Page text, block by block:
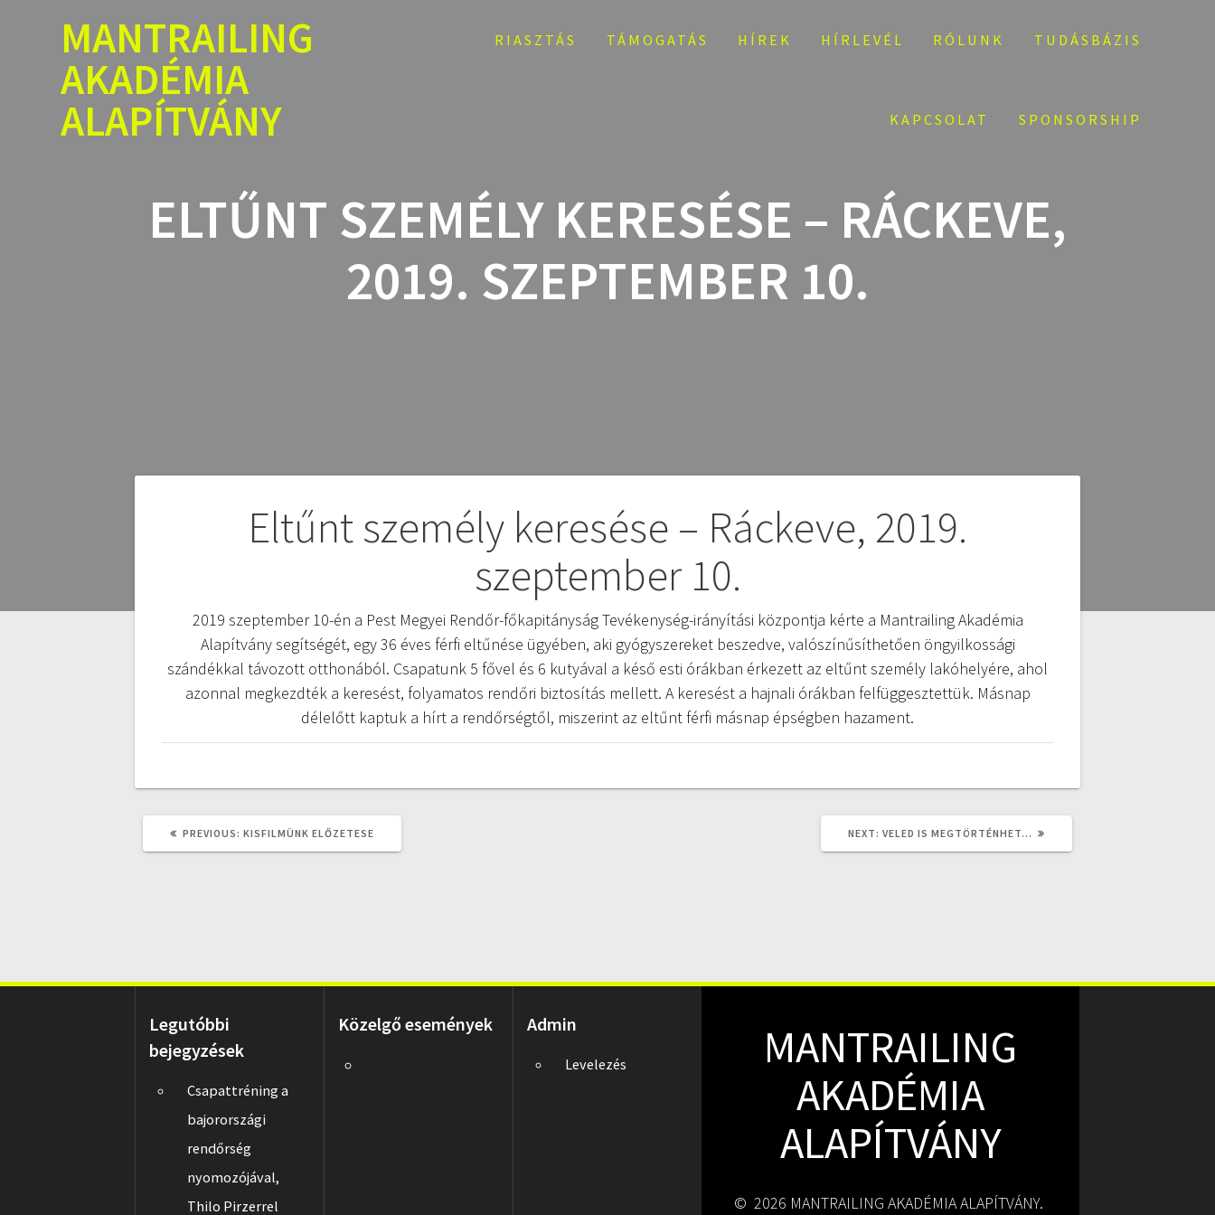
MANTRAILING
AKADÉMIA
ALAPÍTVÁNY
RIASZTÁS TÁMOGATÁS HÍREK HÍRLEVÉL RÓLUNK TUDÁSBÁZIS
KAPCSOLAT SPONSORSHIP
ELTŰNT SZEMÉLY KERESÉSE – RÁCKEVE,
2019. SZEPTEMBER 10.
Eltűnt személy keresése – Ráckeve, 2019.
szeptember 10.
2019 szeptember 10-én a Pest Megyei Rendőr-főkapitányság Tevékenység-irányítási központja kérte a Mantrailing Akadémia
Alapítvány segítségét, egy 36 éves férfi eltűnése ügyében, aki gyógyszereket beszedve, valószínűsíthetően öngyilkossági
szándékkal távozott otthonából. Csapatunk 5 fővel és 6 kutyával a késő esti órákban érkezett az eltűnt személy lakóhelyére, ahol
azonnal megkezdték a keresést, folyamatos rendőri biztosítás mellett. A keresést a hajnali órákban felfüggesztettük. Másnap
délelőtt kaptuk a hírt a rendőrségtől, miszerint az eltűnt férfi másnap épségben hazament.
Bejegyzés
PREVIOUS: PREVIOUS
KISFILMÜNK ELŐZETESE NEXT: NEXT
VELED IS MEGTÖRTÉNHET…
Legutóbbi
bejegyzések
Csapattréning a
bajorországi
rendőrség
nyomozójával,
Thilo Pirzerrel
Közelgő események Admin
Levelezés
MANTRAILING
AKADÉMIA
ALAPÍTVÁNY
© 2026 MANTRAILING AKADÉMIA ALAPÍTVÁNY.